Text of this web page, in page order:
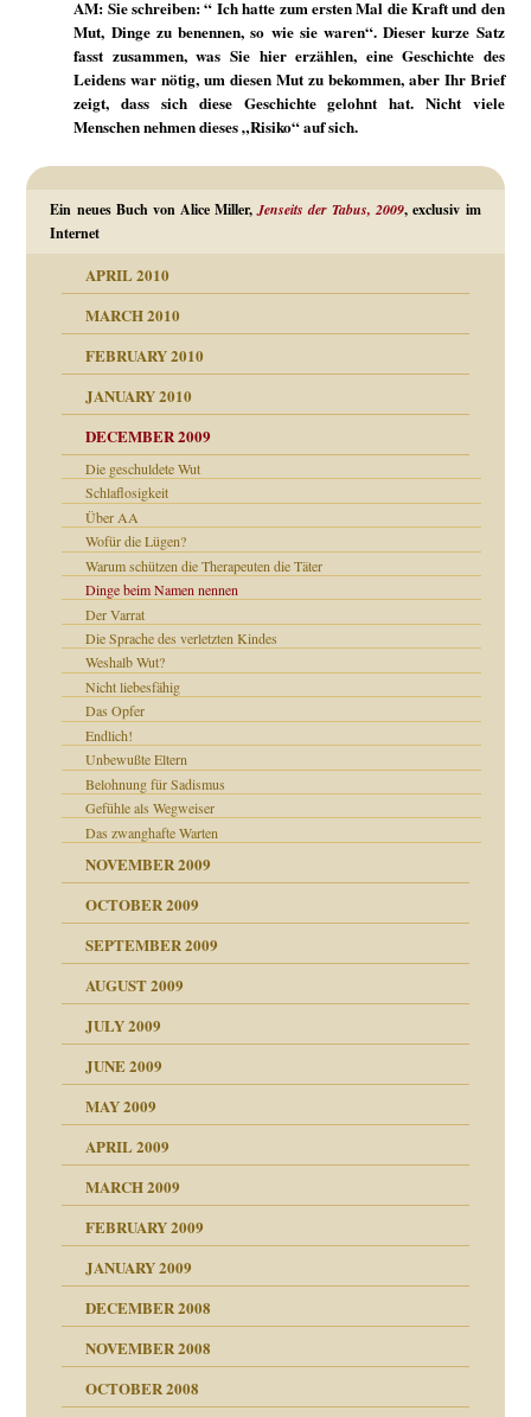
AM: Sie schreiben: “ Ich hatte zum ersten Mal die Kraft und den
Mut, Dinge zu benennen, so wie sie waren“. Dieser kurze Satz
fasst zusammen, was Sie hier erzählen, eine Geschichte des
Leidens war nötig, um diesen Mut zu bekommen, aber Ihr Brief
zeigt, dass sich diese Geschichte gelohnt hat. Nicht viele
Menschen nehmen dieses „Risiko“ auf sich.
Ein neues Buch von Alice Miller,Jenseits der Tabus, 2009, exclusiv im
Internet
APRIL 2010
MARCH 2010
FEBRUARY 2010
JANUARY 2010
DECEMBER 2009
Die geschuldete Wut
Schlaflosigkeit
Über AA
Wofür die Lügen?
Warum schützen die Therapeuten die Täter
Dinge beim Namen nennen
Der Varrat
Die Sprache des verletzten Kindes
Weshalb Wut?
Nicht liebesfähig
Das Opfer
Endlich!
Unbewußte Eltern
Belohnung für Sadismus
Gefühle als Wegweiser
Das zwanghafte Warten
NOVEMBER 2009
OCTOBER 2009
SEPTEMBER 2009
AUGUST 2009
JULY 2009
JUNE 2009
MAY 2009
APRIL 2009
MARCH 2009
FEBRUARY 2009
JANUARY 2009
DECEMBER 2008
NOVEMBER 2008
OCTOBER 2008